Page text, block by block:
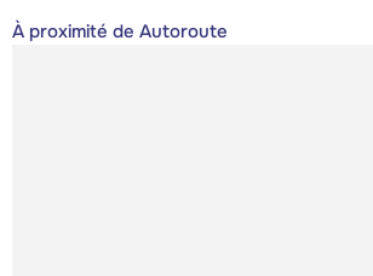
À proximité de Autoroute